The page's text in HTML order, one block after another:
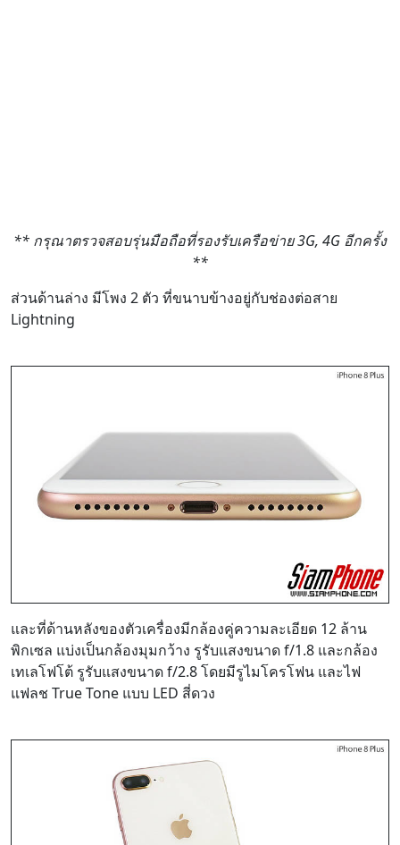
** กรุณาตรวจสอบรุ่นมือถือที่รองรับเครือข่าย 3G, 4G อีกครั้ง
**
ส่วนด้านล่าง มีโพง 2 ตัว ที่ขนาบข้างอยู่กับช่องต่อสาย
Lightning
และที่ด้านหลังของตัวเครื่องมีกล้องคู่ความละเอียด 12 ล้าน
พิกเซล แบ่งเป็นกล้องมุมกว้าง รูรับแสงขนาด f/1.8 และกล้อง
เทเลโฟโต้ รูรับแสงขนาด f/2.8 โดยมีรูไมโครโฟน และไฟ
แฟลช True Tone แบบ LED สี่ดวง